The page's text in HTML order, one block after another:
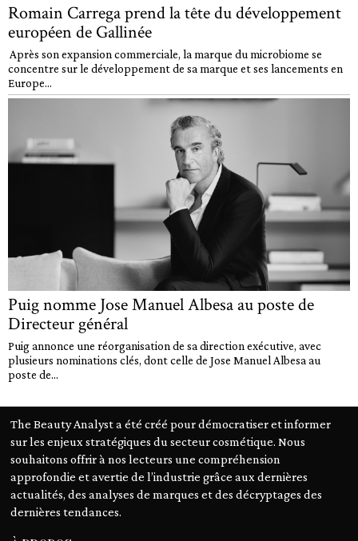
Romain Carrega prend la tête du développement
européen de Gallinée
Après son expansion commerciale, la marque du microbiome se
concentre sur le développement de sa marque et ses lancements en
Europe...
Puig nomme Jose Manuel Albesa au poste de
Directeur général
Puig annonce une réorganisation de sa direction exécutive, avec
plusieurs nominations clés, dont celle de Jose Manuel Albesa au
poste de...
The Beauty Analyst a été créé pour démocratiser et informer
sur les enjeux stratégiques du secteur cosmétique. Nous
souhaitons offrir à nos lecteurs une compréhension
approfondie et avertie de l’industrie grâce aux dernières
actualités, des analyses de marques et des décryptages des
dernières tendances.